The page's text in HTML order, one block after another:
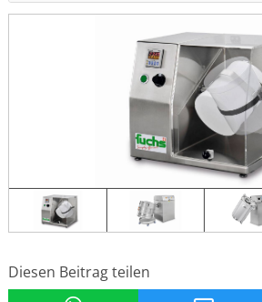
Diesen Beitrag teilen